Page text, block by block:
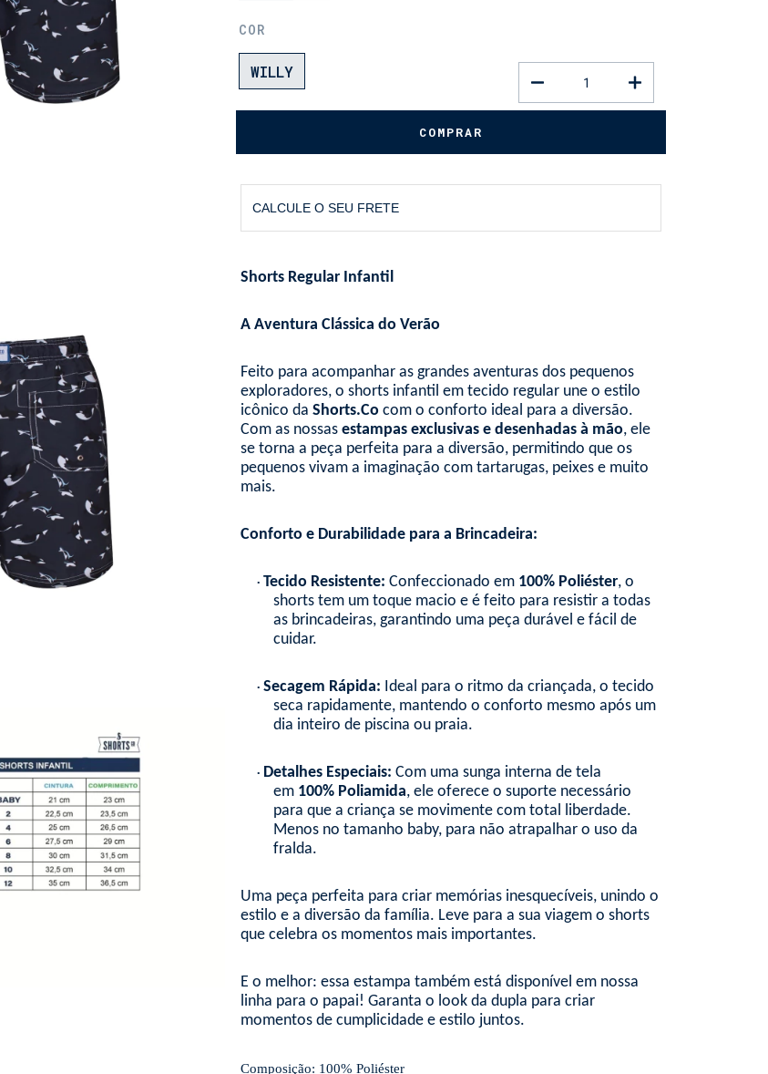
COR
WILLY
CALCULE O SEU FRETE
Shorts Regular Infantil
A Aventura Clássica do Verão
Feito para acompanhar as grandes aventuras dos pequenos
exploradores, o shorts infantil em tecido regular une o estilo
icônico da Shorts.Cocom o conforto ideal para a diversão.
Com as nossas estampas exclusivas e desenhadas à mão, ele
se torna a peça perfeita para a diversão, permitindo que os
pequenos vivam a imaginação com tartarugas, peixes e muito
mais.
Conforto e Durabilidade para a Brincadeira:
• Tecido Resistente: Confeccionado em 100% Poliéster, o
shorts tem um toque macio e é feito para resistir a todas
as brincadeiras, garantindo uma peça durável e fácil de
cuidar.
• Secagem Rápida: Ideal para o ritmo da criançada, o tecido
seca rapidamente, mantendo o conforto mesmo após um
dia inteiro de piscina ou praia.
• Detalhes Especiais: Com uma sunga interna de tela
em 100% Poliamida, ele oferece o suporte necessário
para que a criança se movimente com total liberdade.
Menos no tamanho baby, para não atrapalhar o uso da
fralda.
Uma peça perfeita para criar memórias inesquecíveis, unindo o
estilo e a diversão da família. Leve para a sua viagem o shorts
que celebra os momentos mais importantes.
E o melhor: essa estampa também está disponível em nossa
linha para o papai! Garanta o look da dupla para criar
momentos de cumplicidade e estilo juntos.
Composição: 100% Poliéster